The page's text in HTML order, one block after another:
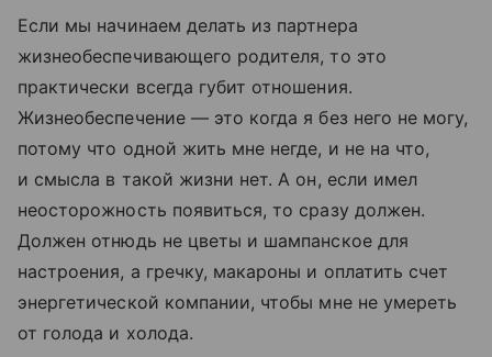
Если мы начинаем делать из партнeра
жизнеобеспечивающего родителя, то это
практически всегда губит отношения.
Жизнеобеспечение — это когда я без него не могу,
потому что одной жить мне негде, и не на что,
и смысла в такой жизни нет. А он, если имел
неосторожность появиться, то сразу должен.
Должен отнюдь не цветы и шампанское для
настроения, а гречку, макароны и оплатить счeт
энергетической компании, чтобы мне не умереть
от голода и холода.